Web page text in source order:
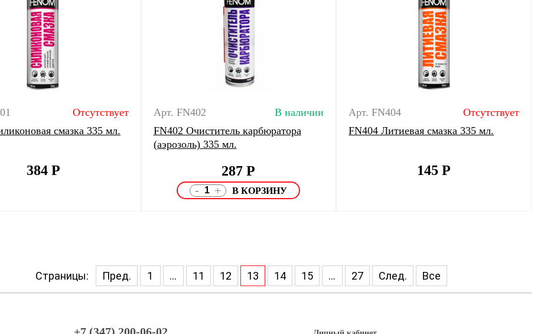
Отсутствует
смазка 335 мл.
384 Р
Арт. FN402
В наличии
FN402 Очиститель карбюратора
(аэрозоль) 335 мл.
287Р
- +
Арт. FN404
Отсутствует
FN404 Литиевая смазка 335 мл.
145Р
Страницы: Пред. 1 ... 11 12 13 14 15 ... 27 След. Все